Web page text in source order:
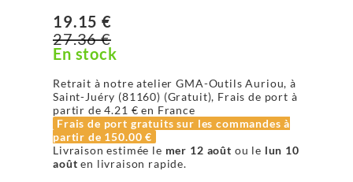
19.15 €
27.36 €
En stock
Retrait à notre atelier GMA-Outils Auriou, à
Saint-Juéry (81160) (Gratuit), Frais de port à
partir de4.21 € en France
Frais de port gratuits sur les commandes à
partir de 150.00 €
Livraison estimée le mer 12 août ou le lun 10
août en livraison rapide.